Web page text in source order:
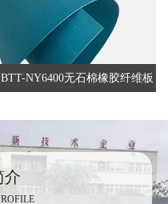
BTT-NY6400无石棉橡胶纤维板
介